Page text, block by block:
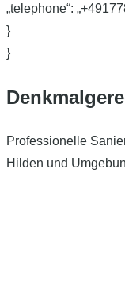
„telephone“:
}
}
Professionelle
Hilden und